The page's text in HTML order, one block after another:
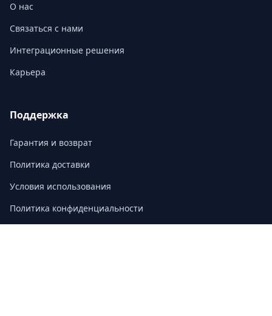
О нас
Связаться с нами
Интеграционные решения
Карьера
Поддержка
Гарантия и возврат
Политика доставки
Условия использования
Политика конфиденциальности